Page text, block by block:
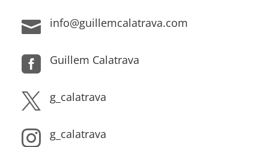
 info@guillemcalatrava.com
 Guillem Calatrava
 g_calatrava
 g_calatrava